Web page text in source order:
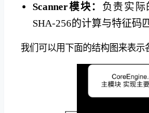
Scanner模块： 负责实际
SHA-256的计算与特征码
我们可以用下面的结构图来表示